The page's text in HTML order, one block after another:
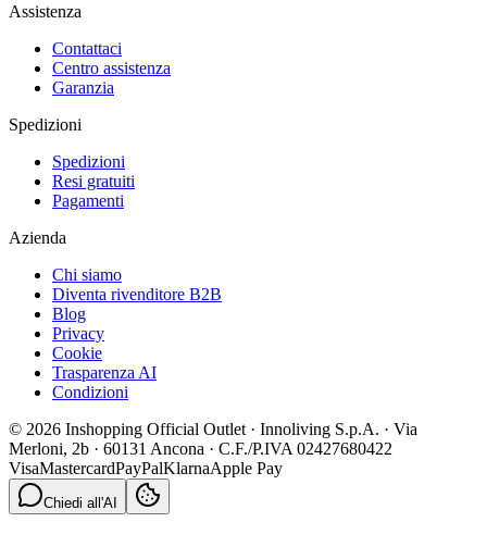
Assistenza
Contattaci
Centro assistenza
Garanzia
Spedizioni
Spedizioni
Resi gratuiti
Pagamenti
Azienda
Chi siamo
Diventa rivenditore B2B
Blog
Privacy
Cookie
Trasparenza AI
Condizioni
© 2026 Inshopping Official Outlet · Innoliving S.p.A. · Via
Merloni, 2b · 60131 Ancona · C.F./P.IVA 02427680422
VisaMastercardPayPalKlarnaApple Pay
Chiedi all'AI